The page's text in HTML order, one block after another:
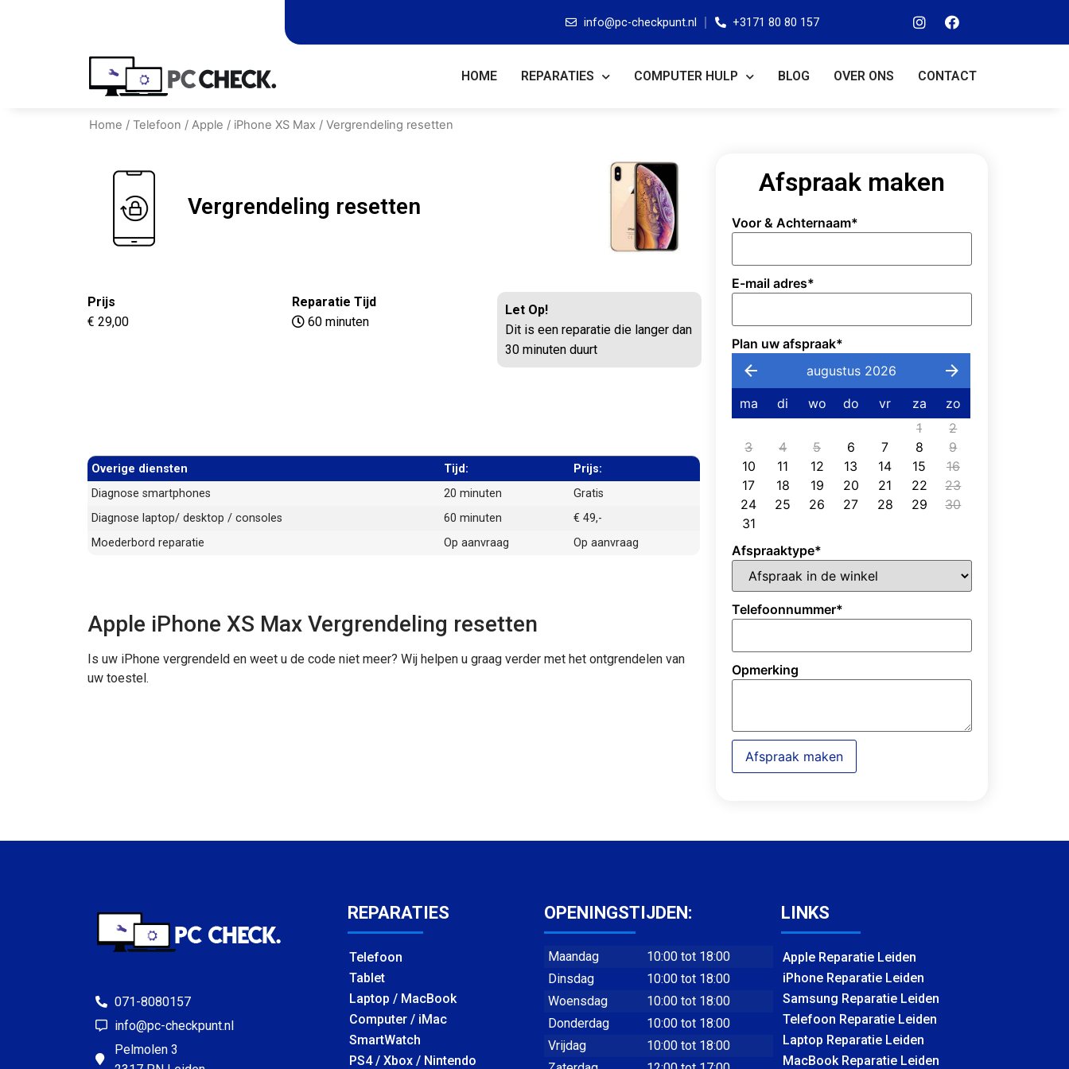
info@pc-checkpunt.nl +3171 80 80 157
HOME REPARATIES COMPUTER HULP BLOG OVER ONS CONTACT
Home / Telefoon / Apple / iPhone XS Max / Vergrendeling resetten
Vergrendeling resetten
Prijs
€ 29,00
Reparatie Tijd
60 minuten
Let Op!
Dit is een reparatie die langer dan
30 minuten duurt
Overige diensten Tijd:
Prijs:
Diagnose smartphones
20 minuten
Gratis
Diagnose laptop/ desktop / consoles
60 minuten
€ 49,-
Moederbord reparatie
Op aanvraag Op aanvraag
Apple iPhone XS Max Vergrendeling resetten
Is uw iPhone vergrendeld en weet u de code niet meer? Wij helpen u graag verder met het ontgrendelen van
uw toestel.
Afspraak maken
Voor & Achternaam*
E-mail adres*
Plan uw afspraak*
augustus 2026
ma di wo do vr za
zo
1
2
3
4 5 6 7 8
9
10
11 12 13 14 15
16
17
18 19 20 21 22
23
24
25 26 27 28 29
30
31
Afspraaktype*
Telefoonnummer*
Opmerking
Afspraak maken
071-8080157
info@pc-checkpunt.nl
Pelmolen 3
REPARATIES
Telefoon
Tablet
Laptop / MacBook
Computer / iMac
SmartWatch
PS4 / Xbox / Nintendo
OPENINGSTIJDEN:
Maandag
10:00 tot 18:00
Dinsdag
10:00 tot 18:00
Woensdag
10:00 tot 18:00
Donderdag
10:00 tot 18:00
Vrijdag
10:00 tot 18:00
LINKS
Apple Reparatie Leiden
iPhone Reparatie Leiden
Samsung Reparatie Leiden
Telefoon Reparatie Leiden
Laptop Reparatie Leiden
MacBook Reparatie Leiden